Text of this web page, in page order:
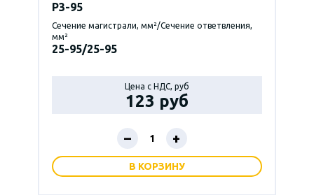
P3-95
Сечение магистрали, мм²/Сечение ответвления,
мм²
25-95/25-95
Цена с НДС, руб
123 руб
– +
В КОРЗИНУ